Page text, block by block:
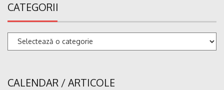
CATEGORII
Categorii
CALENDAR / ARTICOLE